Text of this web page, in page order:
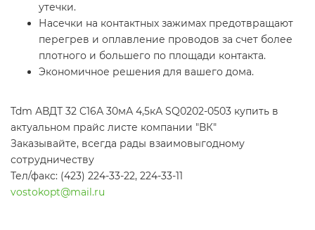
утечки.
Насечки на контактных зажимах предотвращают
перегрев и оплавление проводов за счет более
плотного и большего по площади контакта.
Экономичное решения для вашего дома.
Tdm АВДТ 32 C16А 30мА 4,5кА SQ0202-0503 купить в
актуальном прайс листе компании "ВК"
Заказывайте, всегда рады взаимовыгодному
сотрудничеству
Тел/факс: (423) 224-33-22, 224-33-11
vostokopt@mail.ru